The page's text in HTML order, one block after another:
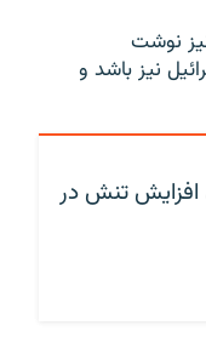
نوشت
نیز باشد و
افزایش تنش در